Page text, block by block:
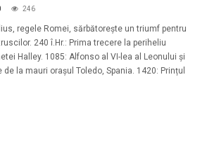
246
regele Romei, sărbătorește un triumf pentru
240 î.Hr.: Prima trecere la periheliu
Halley. 1085: Alfonso al VI-lea al Leonului și
la mauri orașul Toledo, Spania. 1420: Prințul